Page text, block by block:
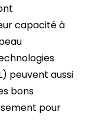
capacité à
peuvent aussi
bons
pour